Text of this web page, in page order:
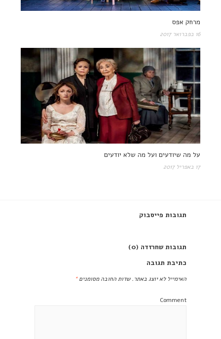
מרחק אפס
16 בפברואר 2017
על מה שיודעים ועל מה שלא יודעים
17 באפריל 2017
תגובות פייסבוק
תגובות שחרזדה (0)
כתיבת תגובה
האימייל לא יוצג באתר. שדות החובה מסומנים*
Comment